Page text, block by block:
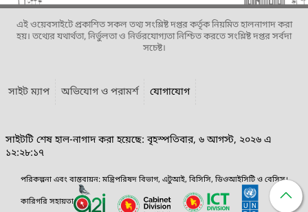
এই ওয়েবসাইটে প্রকাশিত সকল তথ্য সংশ্লিষ্ট দপ্তর কর্তৃক নিয়মিত হালনাগাদ করা
হয়। তথ্যের যথার্থতা, নির্ভুলতা ও নির্ভরযোগ্যতা নিশ্চিত করতে সংশ্লিষ্ট দপ্তর সর্বদা
সচেষ্ট।
সাইট ম্যাপ অভিযোগ ও পরামর্শ যোগাযোগ
সাইটটি শেষ হাল-নাগাদ করা হয়েছে: বৃহস্পতিবার, ৬ আগস্ট, ২০২৬ এ
১২:২৮:১৭
পরিকল্পনা এবং বাস্তবায়ন: মন্ত্রিপরিষদ বিভাগ, এটুআই, বিসিসি, ডিওআইসিটি ও বেসিস।
কারিগরি সহায়তা